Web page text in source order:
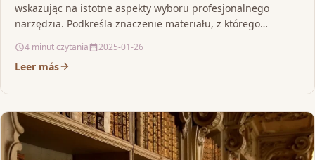
wskazując na istotne aspekty wyboru profesjonalnego
narzędzia. Podkreśla znaczenie materiału, z którego
4 minut czytania 2025-01-26
Leer más